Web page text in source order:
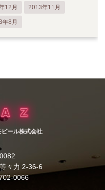
12月 2013年11月
年8月
ール株式会社
々力 2-36-6
0066